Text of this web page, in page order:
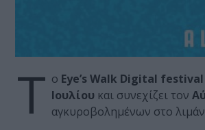
Τ ο Eye’s Walk Digital festival
Ιουλίου και συνεχίζει τον
αγκυροβολημένων στο